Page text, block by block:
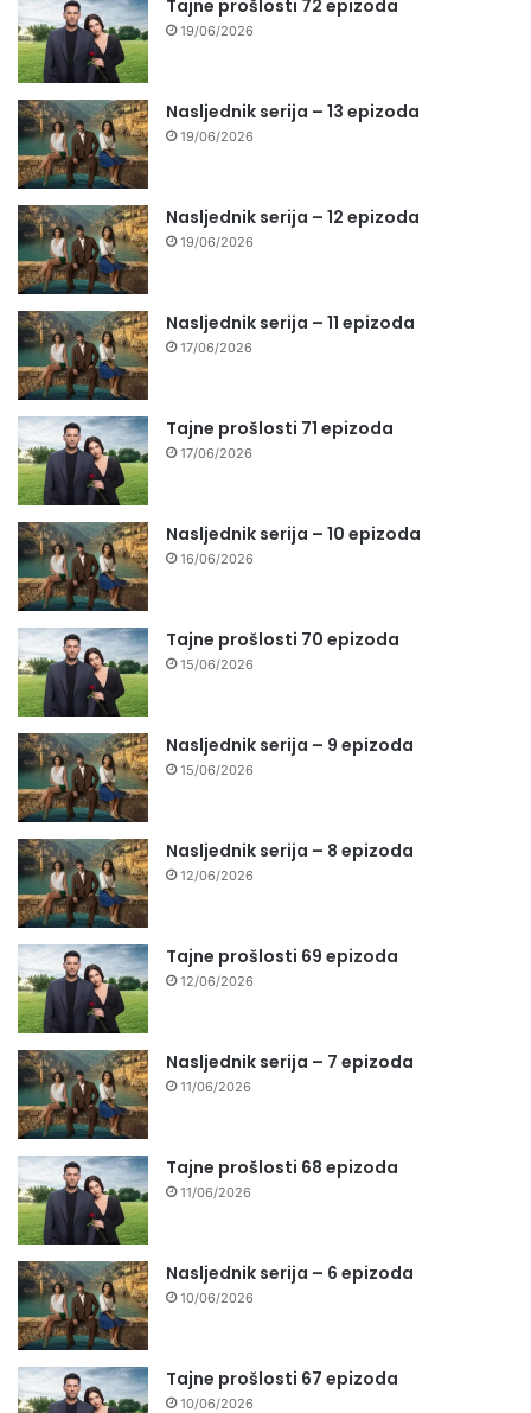
Tajne prošlosti 72 epizoda
19/06/2026
Nasljednik serija – 13 epizoda
19/06/2026
Nasljednik serija – 12 epizoda
19/06/2026
Nasljednik serija – 11 epizoda
17/06/2026
Tajne prošlosti 71 epizoda
17/06/2026
Nasljednik serija – 10 epizoda
16/06/2026
Tajne prošlosti 70 epizoda
15/06/2026
Nasljednik serija – 9 epizoda
15/06/2026
Nasljednik serija – 8 epizoda
12/06/2026
Tajne prošlosti 69 epizoda
12/06/2026
Nasljednik serija – 7 epizoda
11/06/2026
Tajne prošlosti 68 epizoda
11/06/2026
Nasljednik serija – 6 epizoda
10/06/2026
Tajne prošlosti 67 epizoda
10/06/2026